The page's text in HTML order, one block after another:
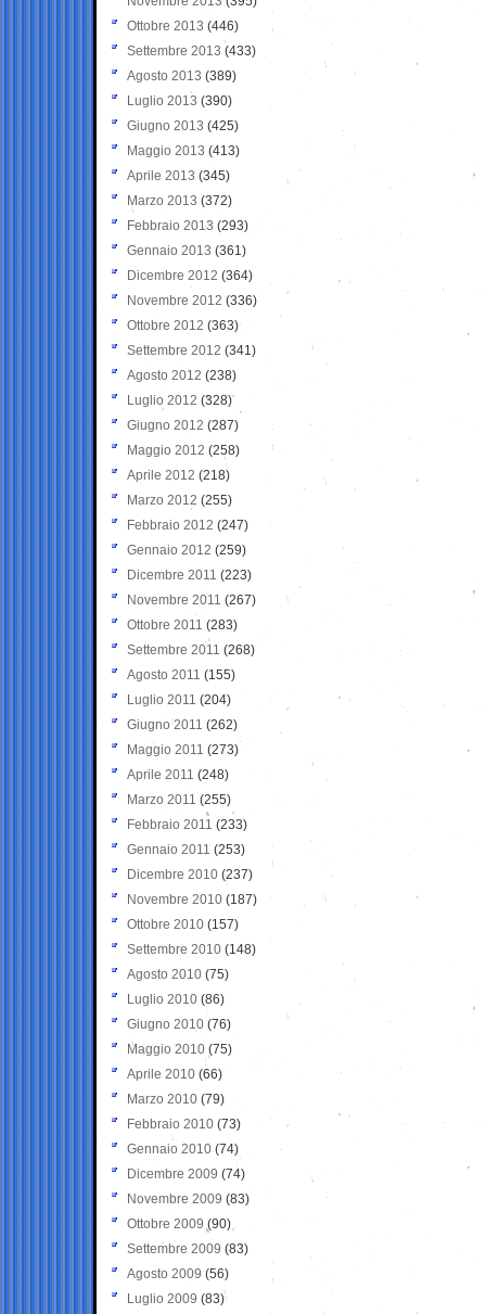
Ottobre 2013 (446)
Settembre 2013 (433)
Agosto 2013 (389)
Luglio 2013 (390)
Giugno 2013 (425)
Maggio 2013 (413)
Aprile 2013 (345)
Marzo 2013 (372)
Febbraio 2013 (293)
Gennaio 2013 (361)
Dicembre 2012 (364)
Novembre 2012 (336)
Ottobre 2012 (363)
Settembre 2012 (341)
Agosto 2012 (238)
Luglio 2012 (328)
Giugno 2012 (287)
Maggio 2012 (258)
Aprile 2012 (218)
Marzo 2012 (255)
Febbraio 2012 (247)
Gennaio 2012 (259)
Dicembre 2011 (223)
Novembre 2011 (267)
Ottobre 2011 (283)
Settembre 2011 (268)
Agosto 2011 (155)
Luglio 2011 (204)
Giugno 2011 (262)
Maggio 2011 (273)
Aprile 2011 (248)
Marzo 2011 (255)
Febbraio 2011 (233)
Gennaio 2011 (253)
Dicembre 2010 (237)
Novembre 2010 (187)
Ottobre 2010 (157)
Settembre 2010 (148)
Agosto 2010 (75)
Luglio 2010 (86)
Giugno 2010 (76)
Maggio 2010 (75)
Aprile 2010 (66)
Marzo 2010 (79)
Febbraio 2010 (73)
Gennaio 2010 (74)
Dicembre 2009 (74)
Novembre 2009 (83)
Ottobre 2009 (90)
Settembre 2009 (83)
Agosto 2009 (56)
Luglio 2009 (83)